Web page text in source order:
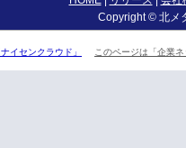
Copyright © 北メ
イセンクラウド」 このページは「企業